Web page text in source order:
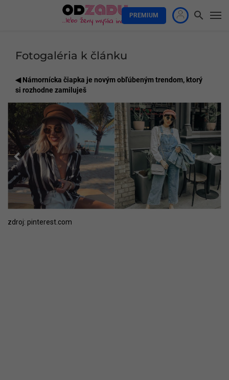
PREMIUM
Fotogaléria k článku
Námornícka čiapka je novým obľúbeným trendom, ktorý
si rozhodne zamiluješ
zdroj: pinterest.com